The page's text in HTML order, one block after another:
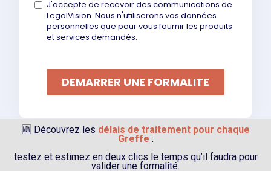
🆕 Découvrez les délais de traitement pour chaque
Greffe :
testez et estimez en deux clics le temps qu’il faudra pour
valider une formalité.